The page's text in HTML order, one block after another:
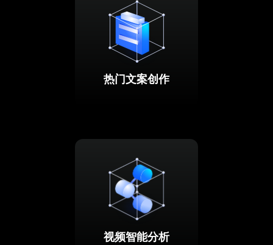
热门文案创作
视频智能分析